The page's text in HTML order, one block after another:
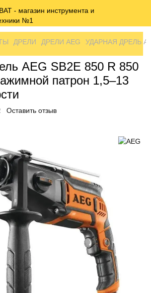
ДРЕЛИ ДРЕЛИ AEG УДАРНАЯ ДРЕЛЬ
AEG SB2E 850 R 850
патрон 1,5–13
Оставить отзыв